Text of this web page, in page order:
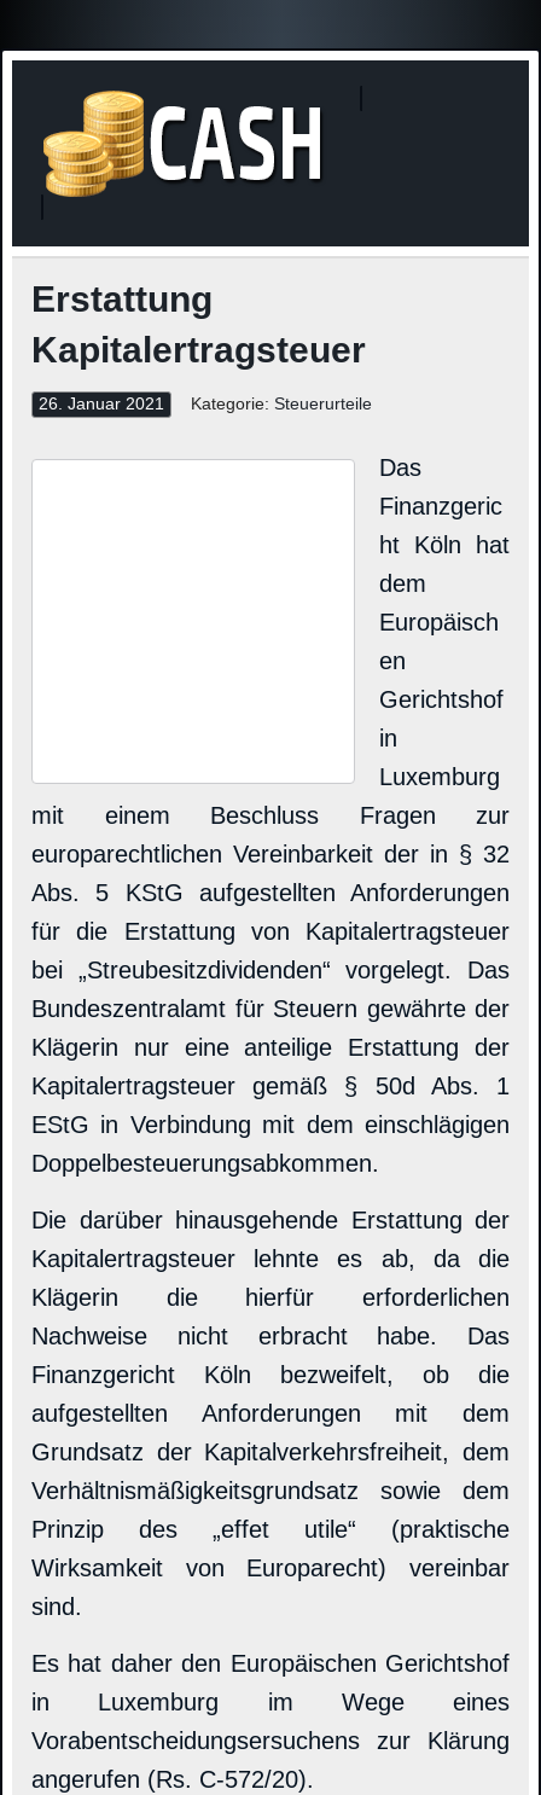
Erstattung
Kapitalertragsteuer
26. Januar 2021 Kategorie: Steuerurteile
Das
Finanzgeric
ht Köln hat
dem
Europäisch
en
Gerichtshof
in
Luxemburg
mit einem Beschluss Fragen zur
europarechtlichen Vereinbarkeit der in § 32
Abs. 5 KStG aufgestellten Anforderungen
für die Erstattung von Kapitalertragsteuer
bei „Streubesitzdividenden“ vorgelegt. Das
Bundeszentralamt für Steuern gewährte der
Klägerin nur eine anteilige Erstattung der
Kapitalertragsteuer gemäß § 50d Abs. 1
EStG in Verbindung mit dem einschlägigen
Doppelbesteuerungsabkommen.
Die darüber hinausgehende Erstattung der
Kapitalertragsteuer lehnte es ab, da die
Klägerin die hierfür erforderlichen
Nachweise nicht erbracht habe. Das
Finanzgericht Köln bezweifelt, ob die
aufgestellten Anforderungen mit dem
Grundsatz der Kapitalverkehrsfreiheit, dem
Verhältnismäßigkeitsgrundsatz sowie dem
Prinzip des „effet utile“ (praktische
Wirksamkeit von Europarecht) vereinbar
sind.
Es hat daher den Europäischen Gerichtshof
in Luxemburg im Wege eines
Vorabentscheidungsersuchens zur Klärung
angerufen (Rs. C-572/20).